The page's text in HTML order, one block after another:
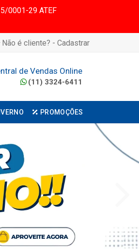
0001-29 ATEF
Não é cliente? - Cadastrar
de Vendas Online
(11) 3324-6411
PROMOÇÕES